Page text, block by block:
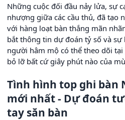
Những cuộc đối đầu nảy lửa, sự
nhượng giữa các cầu thủ, đã tạo
với hàng loạt bàn thắng mãn
bắt thông tin dự đoán tỷ số và sự
người hâm mộ có thể theo dõi tại
bỏ lỡ bất cứ giây phút nào của
Tình hình top ghi bàn
mới nhất - Dự đoán
tay săn bàn